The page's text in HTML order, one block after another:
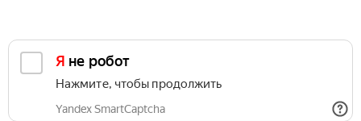
Я не робот
Нажмите, чтобы продолжить
Yandex SmartCaptcha